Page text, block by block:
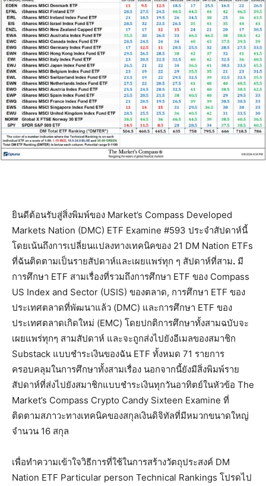
ยินดีต้อนรับสู่สิ่งพิมพ์ของ Market’s Compass Developed
Markets Nation (DMC) ETF Examine #593 ประจำสัปดาห์นี้
โดยเน้นถึงการเปลี่ยนแปลงทางเทคนิคของ 21 DM Nation ETFs
ที่ฉันติดตามเป็นรายสัปดาห์และเผยแพร่ทุก ๆ สัปดาห์ที่สาม. มี
การศึกษา ETF สามเรื่องที่รวมถึงการศึกษา ETF ของ Compass
US Index and Sector (USIS) ของตลาด, การศึกษา ETF ของ
ประเทศตลาดที่พัฒนาแล้ว (DMC) และการศึกษา ETF ของ
ประเทศตลาดเกิดใหม่ (EMC) โดยปกติการศึกษาทั้งสามฉบับจะ
เผยแพร่ทุกๆ สามสัปดาห์ และจะถูกส่งไปยังอีเมลของสมาชิก
Substack แบบชำระเงินของฉัน ETF ทั้งหมด 71 รายการ
ครอบคลุมในการศึกษาทั้งสามเรื่อง นอกจากนี้ยังมีสิ่งพิมพ์ราย
สัปดาห์ที่ส่งไปยังสมาชิกแบบชำระเงินทุกวันอาทิตย์ในหัวข้อ The
Market’s Compass Crypto Candy Sixteen Examine ที่
ติดตามสภาวะทางเทคนิคของสกุลเงินดิจิทัลที่มีหมวกขนาดใหญ่
จำนวน 16 สกุล
เพื่อทำความเข้าใจวิธีการที่ใช้ในการสร้างวัตถุประสงค์ DM
Nation ETF Particular person Technical Rankings โปรดไป